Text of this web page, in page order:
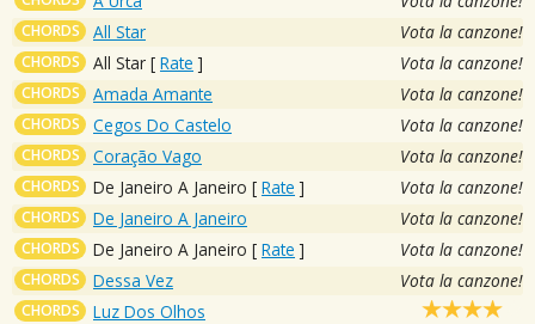
CHORDS All Star Vota la canzone!
CHORDS All Star [ Rate ] Vota la canzone!
CHORDS Amada Amante Vota la canzone!
CHORDS Cegos Do Castelo Vota la canzone!
CHORDS Coração Vago Vota la canzone!
CHORDS De Janeiro A Janeiro [ Rate ] Vota la canzone!
CHORDS De Janeiro A Janeiro Vota la canzone!
CHORDS De Janeiro A Janeiro [ Rate ] Vota la canzone!
CHORDS Dessa Vez Vota la canzone!
CHORDS Luz Dos Olhos